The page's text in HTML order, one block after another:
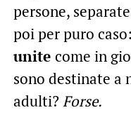
persone,
poi per puro
unite come in
sono destinate a
adulti?Forse.